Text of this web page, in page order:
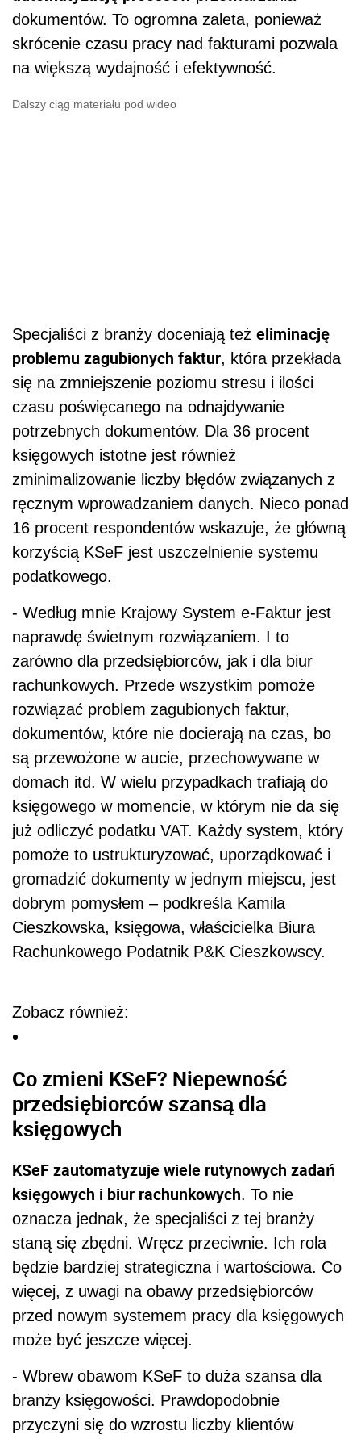
dokumentów. To ogromna zaleta, ponieważ
skrócenie czasu pracy nad fakturami pozwala
na większą wydajność i efektywność.
Dalszy ciąg materiału pod wideo
Specjaliści z branży doceniają też eliminację
problemu zagubionych faktur, która przekłada
się na zmniejszenie poziomu stresu i ilości
czasu poświęcanego na odnajdywanie
potrzebnych dokumentów. Dla 36 procent
księgowych istotne jest również
zminimalizowanie liczby błędów związanych z
ręcznym wprowadzaniem danych. Nieco ponad
16 procent respondentów wskazuje, że główną
korzyścią KSeF jest uszczelnienie systemu
podatkowego.
- Według mnie Krajowy System e-Faktur jest
naprawdę świetnym rozwiązaniem. I to
zarówno dla przedsiębiorców, jak i dla biur
rachunkowych. Przede wszystkim pomoże
rozwiązać problem zagubionych faktur,
dokumentów, które nie docierają na czas, bo
są przewożone w aucie, przechowywane w
domach itd. W wielu przypadkach trafiają do
księgowego w momencie, w którym nie da się
już odliczyć podatku VAT. Każdy system, który
pomoże to ustrukturyzować, uporządkować i
gromadzić dokumenty w jednym miejscu, jest
dobrym pomysłem – podkreśla Kamila
Cieszkowska, księgowa, właścicielka Biura
Rachunkowego Podatnik P&K Cieszkowscy.
Zobacz również:
Co zmieni KSeF? Niepewność
przedsiębiorców szansą dla
księgowych
KSeF zautomatyzuje wiele rutynowych zadań
księgowych i biur rachunkowych. To nie
oznacza jednak, że specjaliści z tej branży
staną się zbędni. Wręcz przeciwnie. Ich rola
będzie bardziej strategiczna i wartościowa. Co
więcej, z uwagi na obawy przedsiębiorców
przed nowym systemem pracy dla księgowych
może być jeszcze więcej.
- Wbrew obawom KSeF to duża szansa dla
branży księgowości. Prawdopodobnie
przyczyni się do wzrostu liczby klientów